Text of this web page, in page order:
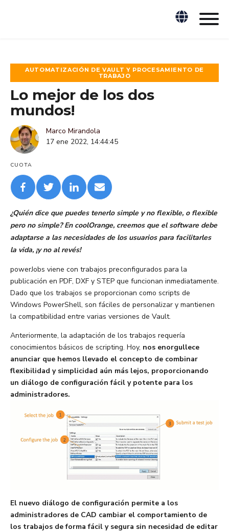
AUTOMATIZACIÓN DE VAULT Y PROCESAMIENTO DE
TRABAJO
Lo mejor de los dos
mundos!
Marco Mirandola
17 ene 2022, 14:44:45
CUOTA
¿Quién dice que puedes tenerlo simple y no flexible, o flexible
pero no simple? En coolOrange, creemos que el software debe
adaptarse a las necesidades de los usuarios para facilitarles
la vida, ¡y no al revés!
powerJobs viene con trabajos preconfigurados para la
publicación en PDF, DXF y STEP que funcionan inmediatamente.
Dado que los trabajos se proporcionan como scripts de
Windows PowerShell, son fáciles de personalizar y mantienen
la compatibilidad entre varias versiones de Vault.
Anteriormente, la adaptación de los trabajos requería
conocimientos básicos de scripting. Hoy, nos enorgullece
anunciar que hemos llevado el concepto de combinar
flexibilidad y simplicidad aún más lejos, proporcionando
un diálogo de configuración fácil y potente para los
administradores.
El nuevo diálogo de configuración permite a los
administradores de CAD cambiar el comportamiento de
los trabajos de forma fácil y segura sin necesidad de editar